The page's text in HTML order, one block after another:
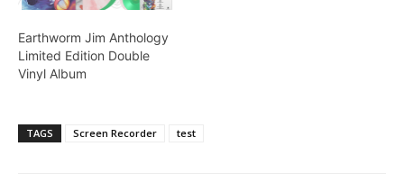
Earthworm Jim Anthology
Limited Edition Double
Vinyl Album
TAGS Screen Recorder test